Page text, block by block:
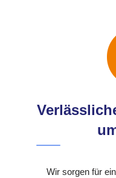
Wir sorgen für